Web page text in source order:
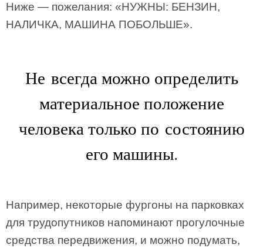
Ниже — пожелания: «НУЖНЫ: БЕНЗИН,
НАЛИЧКА, МАШИНА ПОБОЛЬШЕ».
Не всегда можно определить
материальное положение
человека только по состоянию
его машины.
Например, некоторые фургоны на парковках
для трудопутников напоминают прогулочные
средства передвижения, и можно подумать,